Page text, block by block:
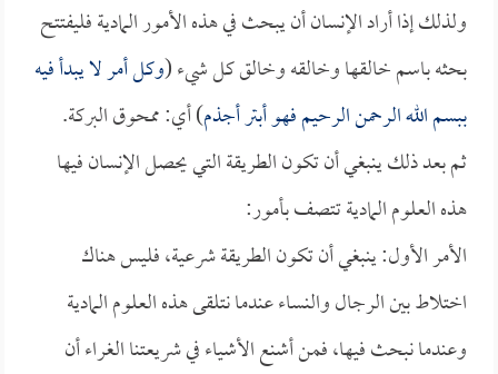
ولذلك إذا أراد الإنسان أن يبحث في هذه الأمور المادية فليفتتح
بحثه باسم خالقها وخالقه وخالق كل شيء (وكل أمر لا يبدأ فيه
ببسم الله الرحمن الرحيم فهو أبتر أجذم) أي: ممحوق البركة.
ثم بعد ذلك ينبغي أن تكون الطريقة التي يحصل الإنسان فيها
هذه العلوم المادية تتصف بأمور:
الأمر الأول: ينبغي أن تكون الطريقة شرعية، فليس هناك
اختلاط بين الرجال والنساء عندما نتلقى هذه العلوم المادية
وعندما نبحث فيها، فمن أشنع الأشياء في شريعتنا الغراء أن